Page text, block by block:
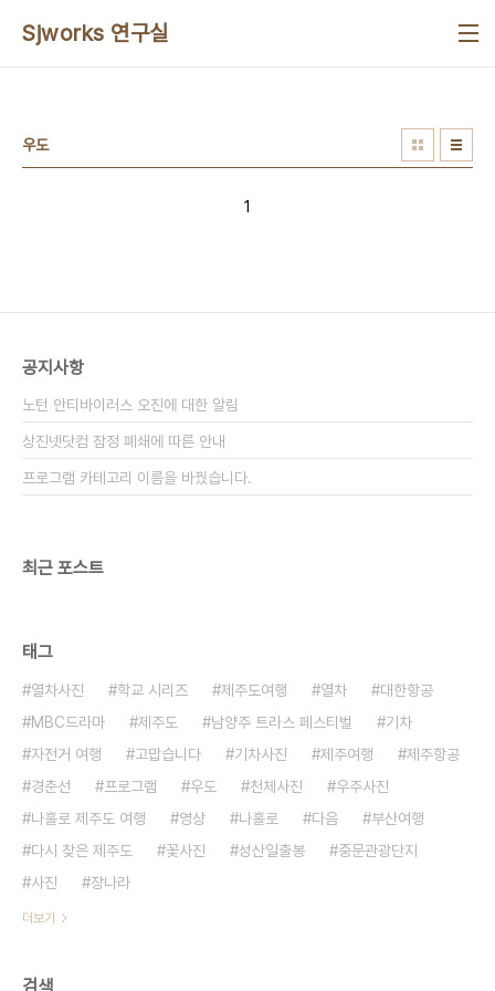
Sjworks 연구실
우도
1
공지사항
노턴 안티바이러스 오진에 대한 알림
상진넷닷컴 잠정 폐쇄에 따른 안내
프로그램 카테고리 이름을 바꿨습니다.
최근 포스트
태그
열차사진 학교 시리즈 제주도여행 열차
대한항공
MBC드라마
제주도 남양주 트라스 페스티벌
기차
자전거 여행
고맙습니다 기차사진 제주여행
제주항공
경춘선
프로그램 우도 천체사진
우주사진
나홀로 제주도 여행
영상 나홀로 다음
부산여행
다시 찾은 제주도
꽃사진 성산일출봉
중문관광단지
사진
장나라
더보기
검색